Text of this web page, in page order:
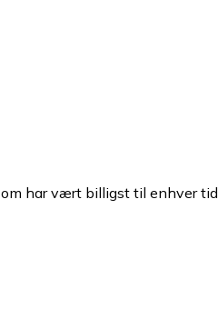
har vært billigst til enhver